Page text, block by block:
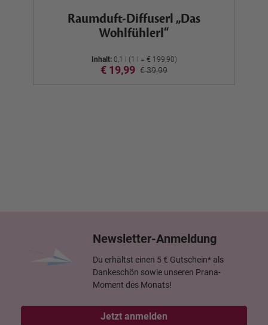
Raumduft-Diffuserl „Das
Wohlfühlerl“
Inhalt: 0,1 l (1 l = € 199,90)
€ 19,99 € 39,99
Newsletter-Anmeldung
Du erhältst einen 5 € Gutschein* als
Dankeschön sowie unseren Prana-
Moment des Monats!
Jetzt anmelden